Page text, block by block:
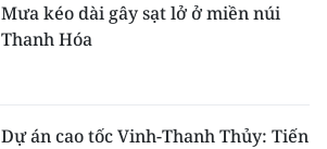
Mưa kéo dài gây sạt lở ở miền núi
Thanh Hóa
Dự án cao tốc Vinh-Thanh Thủy: Tiến